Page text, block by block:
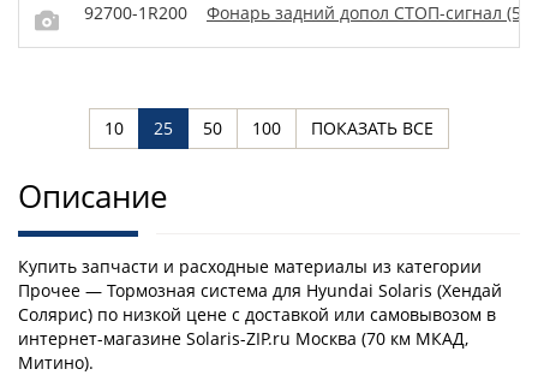
92700-1R200 Фонарь задний допол СТОП-сигнал (5
10 25 50 100 ПОКАЗАТЬ ВСЕ
Описание
Купить запчасти и расходные материалы из категории
Прочее — Тормозная система для Hyundai Solaris (Хендай
Солярис) по низкой цене с доставкой или самовывозом в
интернет-магазине Solaris-ZIP.ru Москва (70 км МКАД,
Митино).